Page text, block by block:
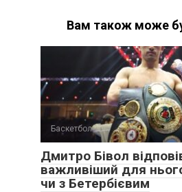
Вам також може
Баскетбол
Дмитро Бівол
важливіший для
чи з Бетербієвим